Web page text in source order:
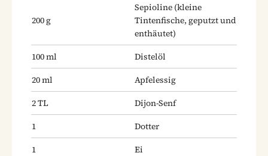
200g
Sepioline (kleine
Tintenfische, geputzt und
enthäutet)
100ml
Distelöl
20ml
Apfelessig
2TL
Dijon-Senf
1
Dotter
1
Ei